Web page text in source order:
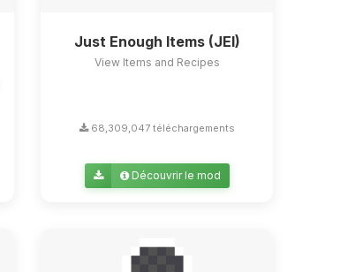
Just Enough Items (JEI)
View Items and Recipes
68,309,047 téléchargements
Découvrir le mod